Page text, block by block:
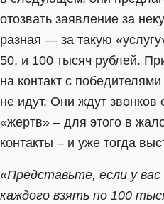
отозвать заявление за
разная — за такую
50, и 100 тысяч рублей.
на контакт с
не идут. Они ждут звонков
«жертв» – для этого в
контакты – и уже тогда
«Представьте, если у вас
каждого взять по 100